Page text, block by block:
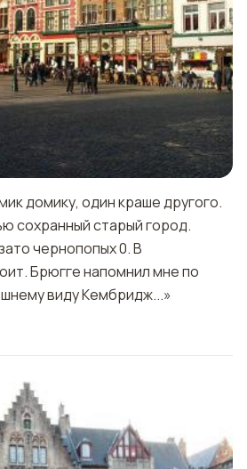
домику, один краше другого.
сохранный старый город.
чернопопых 0. В
Брюгге напомнил мне по
виду Кембридж...»